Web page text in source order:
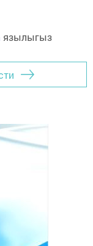
язылыгыз